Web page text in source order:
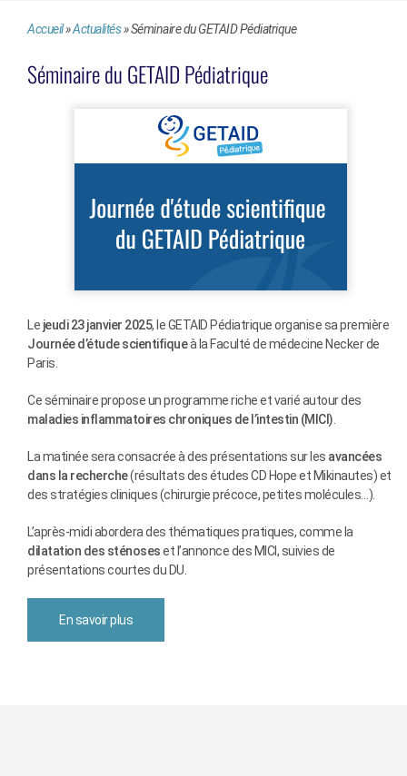
Accueil»Actualités»Séminaire du GETAID Pédiatrique
Séminaire du GETAID Pédiatrique
Le jeudi 23 janvier 2025, le GETAID Pédiatrique organise sa première
Journée d’étude scientifiqueà la Faculté de médecine Necker de
Paris.
Ce séminaire propose un programme riche et varié autour des
maladies inflammatoires chroniques de l’intestin (MICI).
La matinée sera consacrée à des présentations sur les avancées
dans la recherche(résultats des études CD Hope et Mikinautes) et
des stratégies cliniques (chirurgie précoce, petites molécules…).
L’après-midi abordera des thématiques pratiques, comme la
dilatation des sténoseset l’annonce des MICI, suivies de
présentations courtes du DU.
En savoir plus